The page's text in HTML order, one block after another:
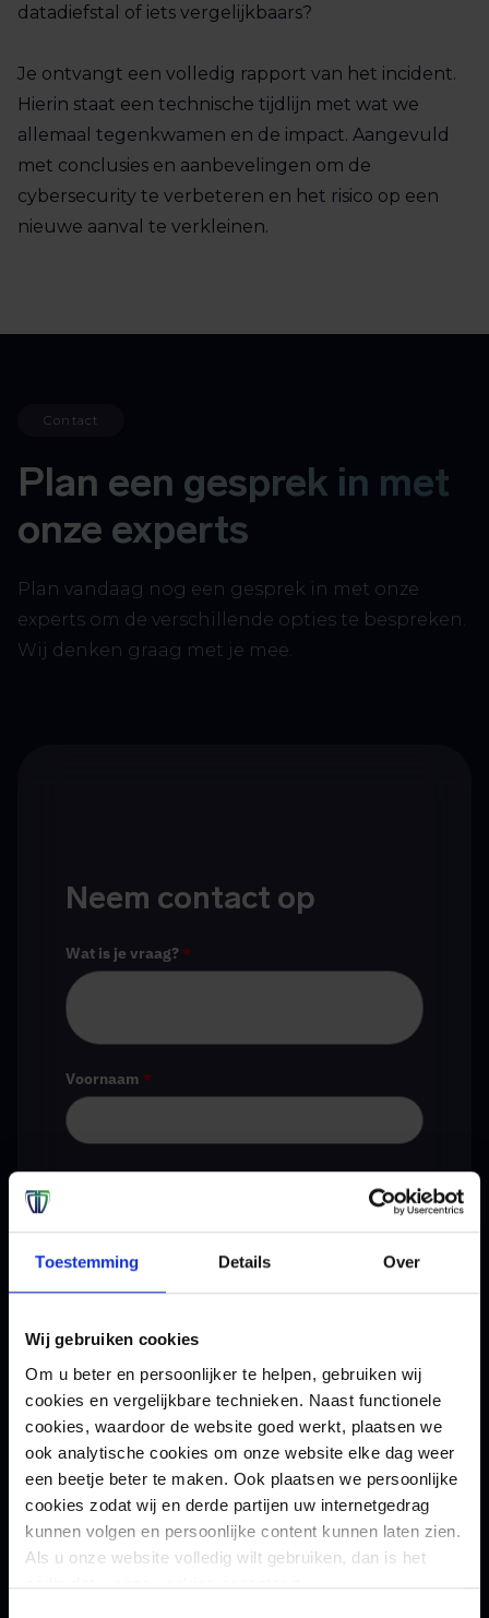
Toestemming Details Over
Wij gebruiken cookies
Om u beter en persoonlijker te helpen, gebruiken wij
cookies en vergelijkbare technieken. Naast functionele
cookies, waardoor de website goed werkt, plaatsen we
ook analytische cookies om onze website elke dag weer
een beetje beter te maken. Ook plaatsen we persoonlijke
cookies zodat wij en derde partijen uw internetgedrag
kunnen volgen en persoonlijke content kunnen laten zien.
Als u onze website volledig wilt gebruiken, dan is het
nodig dat u onze cookies accepteert.
datadiefstal of iets vergelijkbaars?
Je ontvangt een volledig rapport van het incident.
Hierin staat een technische tijdlijn met wat we
allemaal tegenkwamen en de impact. Aangevuld
met conclusies en aanbevelingen om de
cybersecurity te verbeteren en het risico op een
nieuwe aanval te verkleinen.
Contact
Plan een gesprek in met
onze experts
Plan vandaag nog een gesprek in met onze
experts om de verschillende opties te bespreken.
Wij denken graag met je mee.
Neem contact op
Wat is je vraag? *
Voornaam *
Achternaam*
Bedrijfsnaam
E-mail *
Telefoon